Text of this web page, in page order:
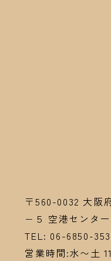
〒560-0032 大阪
−５ 空港センタ
TEL: 06-6850-
営業時間:水〜土